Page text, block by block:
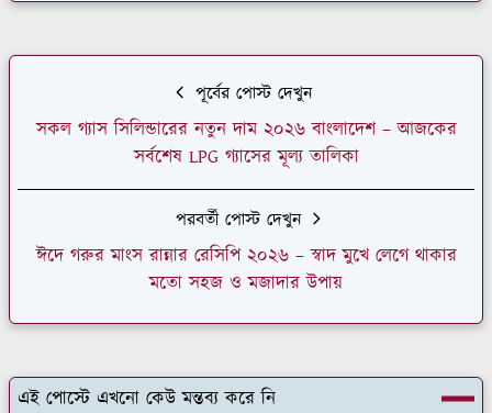
পূর্বের পোস্ট দেখুন
সকল গ্যাস সিলিন্ডারের নতুন দাম ২০২৬ বাংলাদেশ – আজকের
সর্বশেষ LPG গ্যাসের মূল্য তালিকা
পরবর্তী পোস্ট দেখুন
ঈদে গরুর মাংস রান্নার রেসিপি ২০২৬ – স্বাদ মুখে লেগে থাকার
মতো সহজ ও মজাদার উপায়
এই পোস্টে এখনো কেউ মন্তব্য করে নি